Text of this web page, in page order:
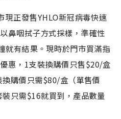
現正發售YHLO新冠病毒快速
鼻咽拭子方式採樣，準確性
就有結果。現時於門市買滿指
惠，1支裝換購價只售$20/盒
換購價只需$80/盒（單售價
只需$16就買到，產品數量